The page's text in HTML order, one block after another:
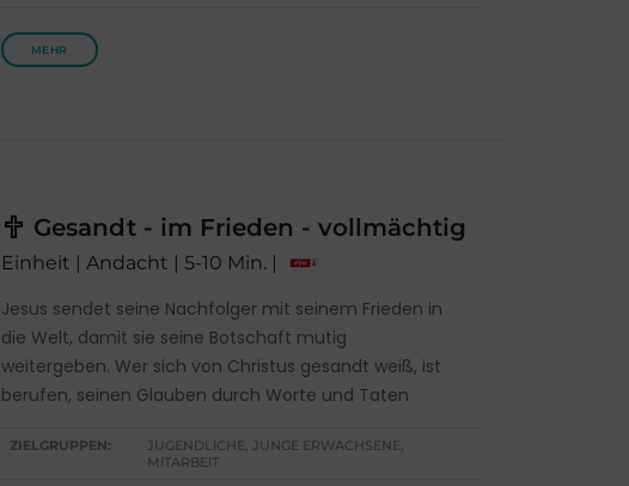
MEHR
Gesandt - im Frieden - vollmächtig
Einheit | Andacht | 5-10 Min. |
Jesus sendet seine Nachfolger mit seinem Frieden in
die Welt, damit sie seine Botschaft mutig
weitergeben. Wer sich von Christus gesandt weiß, ist
berufen, seinen Glauben durch Worte und Taten
ZIELGRUPPEN:
JUGENDLICHE, JUNGE ERWACHSENE,
MITARBEIT